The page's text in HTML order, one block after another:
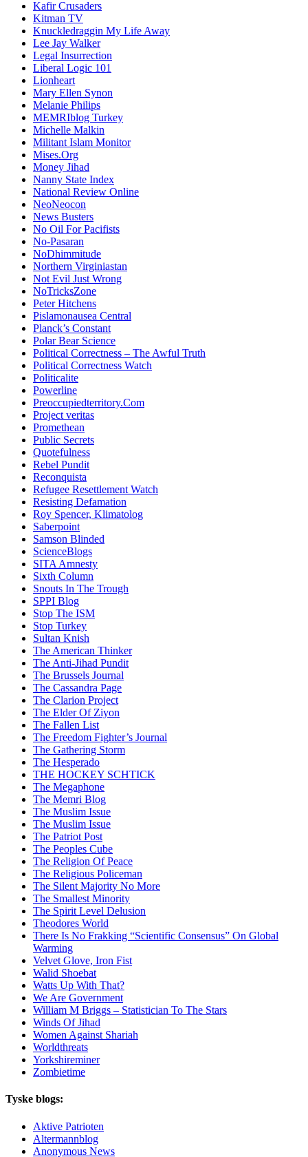
Kafir Crusaders
Kitman TV
Knuckledraggin My Life Away
Lee Jay Walker
Legal Insurrection
Liberal Logic 101
Lionheart
Mary Ellen Synon
Melanie Philips
MEMRIblog Turkey
Michelle Malkin
Militant Islam Monitor
Mises.Org
Money Jihad
Nanny State Index
National Review Online
NeoNeocon
News Busters
No Oil For Pacifists
No-Pasaran
NoDhimmitude
Northern Virginiastan
Not Evil Just Wrong
NoTricksZone
Peter Hitchens
Pislamonausea Central
Planck’s Constant
Polar Bear Science
Political Correctness – The Awful Truth
Political Correctness Watch
Politicalite
Powerline
Preoccupiedterritory.Com
Project veritas
Promethean
Public Secrets
Quotefulness
Rebel Pundit
Reconquista
Refugee Resettlement Watch
Resisting Defamation
Roy Spencer, Klimatolog
Saberpoint
Samson Blinded
ScienceBlogs
SITA Amnesty
Sixth Column
Snouts In The Trough
SPPI Blog
Stop The ISM
Stop Turkey
Sultan Knish
The American Thinker
The Anti-Jihad Pundit
The Brussels Journal
The Cassandra Page
The Clarion Project
The Elder Of Ziyon
The Fallen List
The Freedom Fighter’s Journal
The Gathering Storm
The Hesperado
THE HOCKEY SCHTICK
The Megaphone
The Memri Blog
The Muslim Issue
The Muslim Issue
The Patriot Post
The Peoples Cube
The Religion Of Peace
The Religious Policeman
The Silent Majority No More
The Smallest Minority
The Spirit Level Delusion
Theodores World
There Is No Frakking “Scientific Consensus” On Global
Warming
Velvet Glove, Iron Fist
Walid Shoebat
Watts Up With That?
We Are Government
William M Briggs – Statistician To The Stars
Winds Of Jihad
Women Against Shariah
Worldthreats
Yorkshireminer
Zombietime
Tyske blogs:
Aktive Patrioten
Altermannblog
Anonymous News